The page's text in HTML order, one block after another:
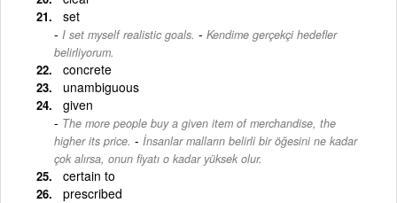
set
I set myself realistic goals. - Kendime gerçekçi hedefler
belirliyorum.
concrete
unambiguous
given
The more people buy a given item of merchandise, the
higher its price. - İnsanlar malların belirli bir öğesini ne kadar
çok alırsa, onun fiyatı o kadar yüksek olur.
certain to
prescribed